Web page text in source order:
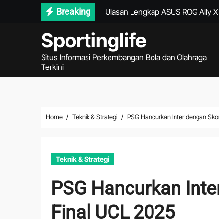
Breaking
Ulasan Lengkap ASUS ROG Ally
Tips Smartwatch Apple Watch
Informasi Amazon AWS Bedrock
Sponsor Piala Presiden Tembus
DJI Air 4 2026 Mengubah
Sportinglife
Situs Informasi Perkembangan Bola dan Olahraga
Terkini
Home Teknik & Strategi PSG Hancurkan Inter dengan
Teknik & Strategi
PSG Hancurkan
Final UCL 2025